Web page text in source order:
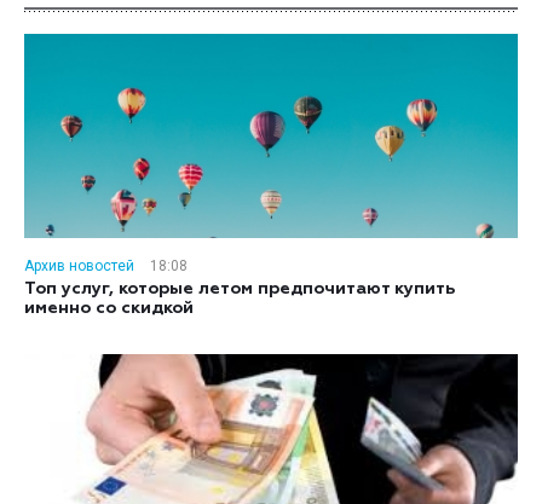
Архив новостей
18:08
Топ услуг, которые летом предпочитают купить
именно со скидкой